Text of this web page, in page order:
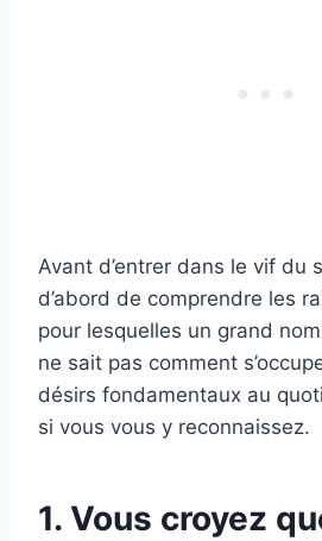
Avant d’entrer dans le vif du
d’abord de comprendre les
pour lesquelles un grand
ne sait pas comment
désirs fondamentaux au
si vous vous y reconnaissez.
1. Vous croyez